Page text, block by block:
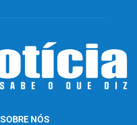
SOBRE NÓS